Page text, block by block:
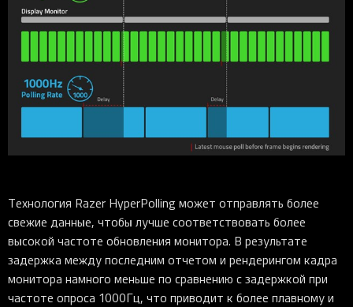
Технология Razer HyperPolling может отправлять более
свежие данные, чтобы лучше соответствовать более
высокой частоте обновления монитора. В результате
задержка между последним отчетом и рендерингом кадра
монитора намного меньше по сравнению с задержкой при
частоте опроса 1000Гц, что приводит к более плавному и